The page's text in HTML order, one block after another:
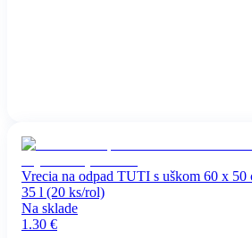
Vrecia na odpad TUTI s uškom 60 x 50
35 l (20 ks/rol)
Na sklade
1.30 €